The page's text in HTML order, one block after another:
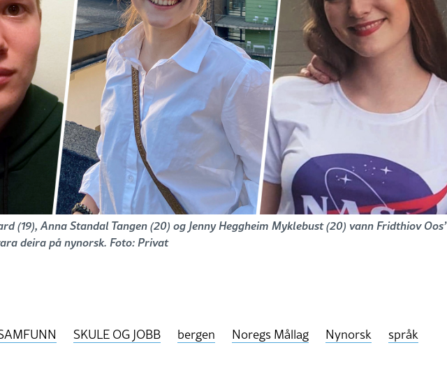
(19), Anna Standal Tangen (20) og Jenny Heggheim Myklebust (20) vann Fridthiov Oos’
deira på nynorsk. Foto: Privat
SKULE OG JOBB bergen Noregs Mållag Nynorsk språk